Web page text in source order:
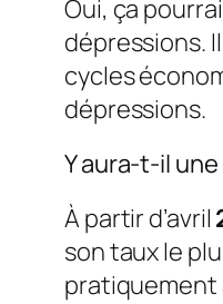
Oui, ça
dépressions.
cycles
dépressions.
Y aura-t-il
À partir d’avril
son taux le
pratiquement